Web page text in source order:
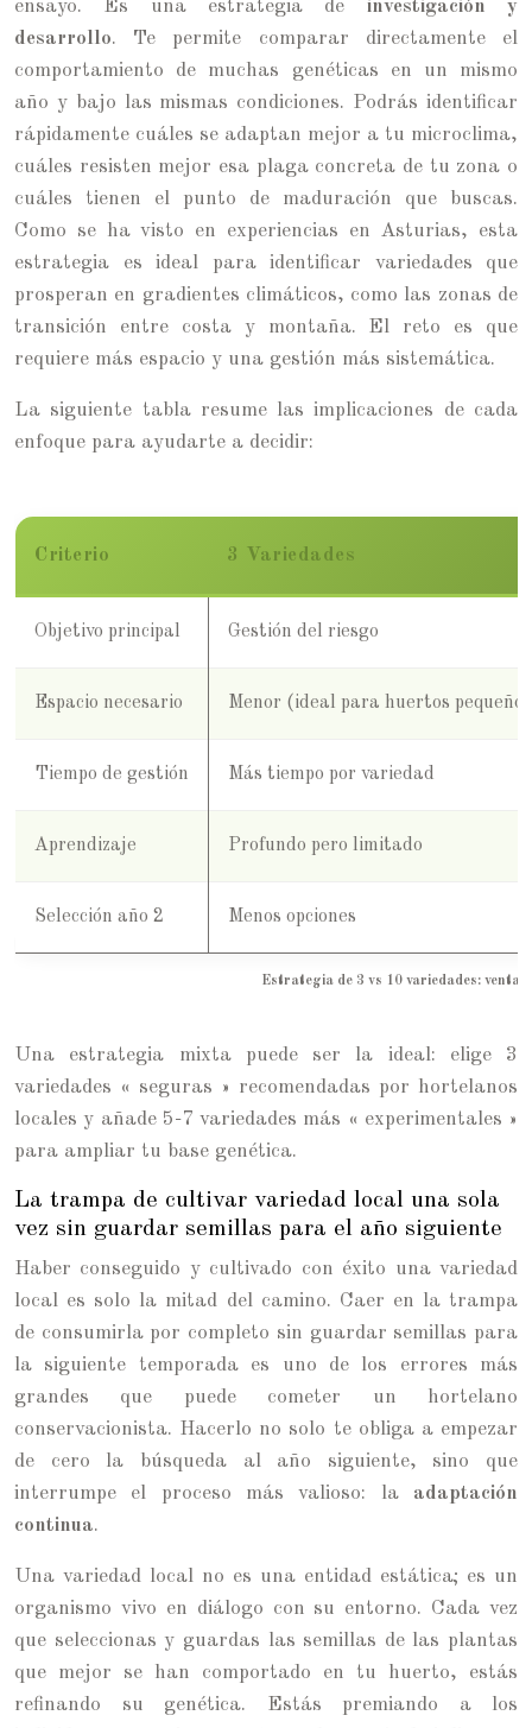
ensayo. Es una estrategia de investigación y
desarrollo. Te permite comparar directamente el
comportamiento de muchas genéticas en un mismo
año y bajo las mismas condiciones. Podrás identificar
rápidamente cuáles se adaptan mejor a tu microclima,
cuáles resisten mejor esa plaga concreta de tu zona o
cuáles tienen el punto de maduración que buscas.
Como se ha visto en experiencias en Asturias, esta
estrategia es ideal para identificar variedades que
prosperan en gradientes climáticos, como las zonas de
transición entre costa y montaña. El reto es que
requiere más espacio y una gestión más sistemática.
La siguiente tabla resume las implicaciones de cada
enfoque para ayudarte a decidir:
Estrategia de 3 vs 10 variedades:
Criterio 3 Variedades
Objetivo principal Gestión del riesgo
Espacio necesario Menor (ideal para huertos
Tiempo de gestión Más tiempo por variedad
Aprendizaje Profundo pero limitado
Selección año 2 Menos opciones
Una estrategia mixta puede ser la ideal: elige 3
variedades « seguras » recomendadas por hortelanos
locales y añade 5-7 variedades más « experimentales »
para ampliar tu base genética.
La trampa de cultivar variedad local una sola
vez sin guardar semillas para el año siguiente
Haber conseguido y cultivado con éxito una variedad
local es solo la mitad del camino. Caer en la trampa
de consumirla por completo sin guardar semillas para
la siguiente temporada es uno de los errores más
grandes que puede cometer un hortelano
conservacionista. Hacerlo no solo te obliga a empezar
de cero la búsqueda al año siguiente, sino que
interrumpe el proceso más valioso: la adaptación
continua.
Una variedad local no es una entidad estática; es un
organismo vivo en diálogo con su entorno. Cada vez
que seleccionas y guardas las semillas de las plantas
que mejor se han comportado en tu huerto, estás
refinando su genética. Estás premiando a los